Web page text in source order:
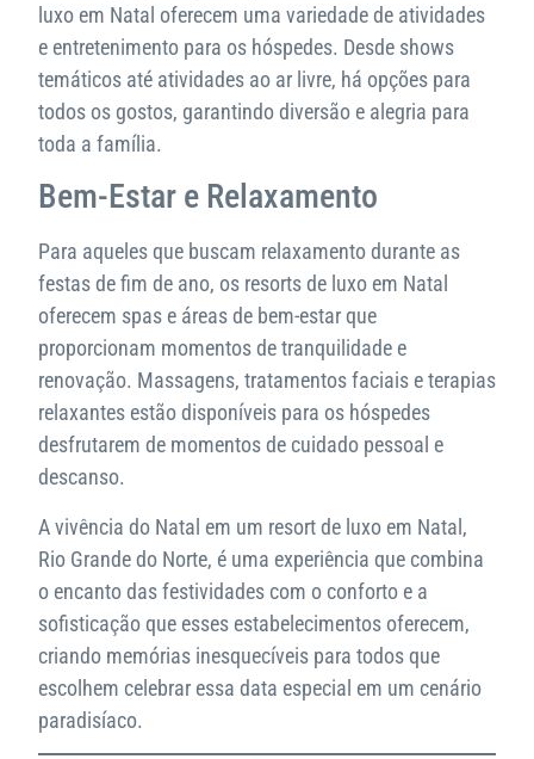
luxo em Natal oferecem uma variedade de atividades
e entretenimento para os hóspedes. Desde shows
temáticos até atividades ao ar livre, há opções para
todos os gostos, garantindo diversão e alegria para
toda a família.
Bem-Estar e Relaxamento
Para aqueles que buscam relaxamento durante as
festas de fim de ano, os resorts de luxo em Natal
oferecem spas e áreas de bem-estar que
proporcionam momentos de tranquilidade e
renovação. Massagens, tratamentos faciais e terapias
relaxantes estão disponíveis para os hóspedes
desfrutarem de momentos de cuidado pessoal e
descanso.
A vivência do Natal em um resort de luxo em Natal,
Rio Grande do Norte, é uma experiência que combina
o encanto das festividades com o conforto e a
sofisticação que esses estabelecimentos oferecem,
criando memórias inesquecíveis para todos que
escolhem celebrar essa data especial em um cenário
paradisíaco.